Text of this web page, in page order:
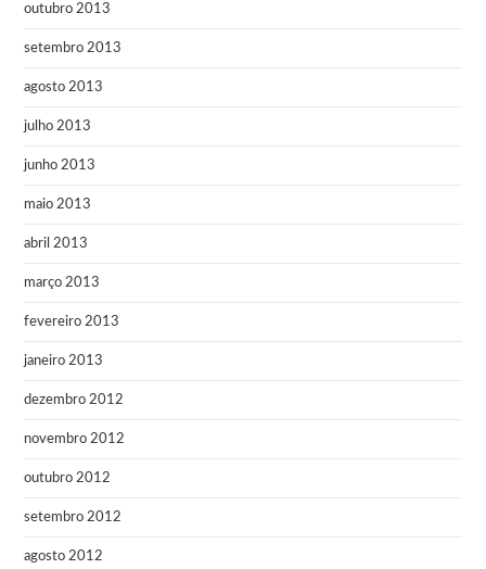
outubro 2013
setembro 2013
agosto 2013
julho 2013
junho 2013
maio 2013
abril 2013
março 2013
fevereiro 2013
janeiro 2013
dezembro 2012
novembro 2012
outubro 2012
setembro 2012
agosto 2012